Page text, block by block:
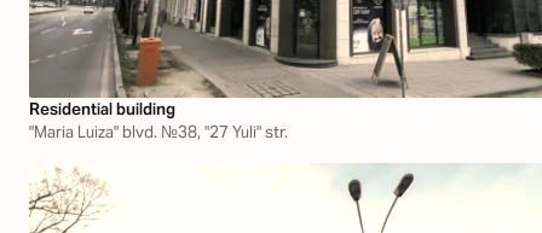
Residential building
"Maria Luiza" blvd. №38, "27 Yuli" str.